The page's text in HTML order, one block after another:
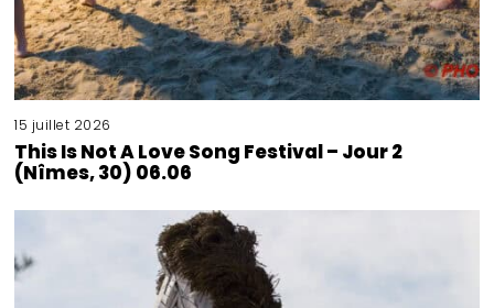
15 juillet 2026
This Is Not A Love Song Festival – Jour 2
(Nîmes, 30) 06.06